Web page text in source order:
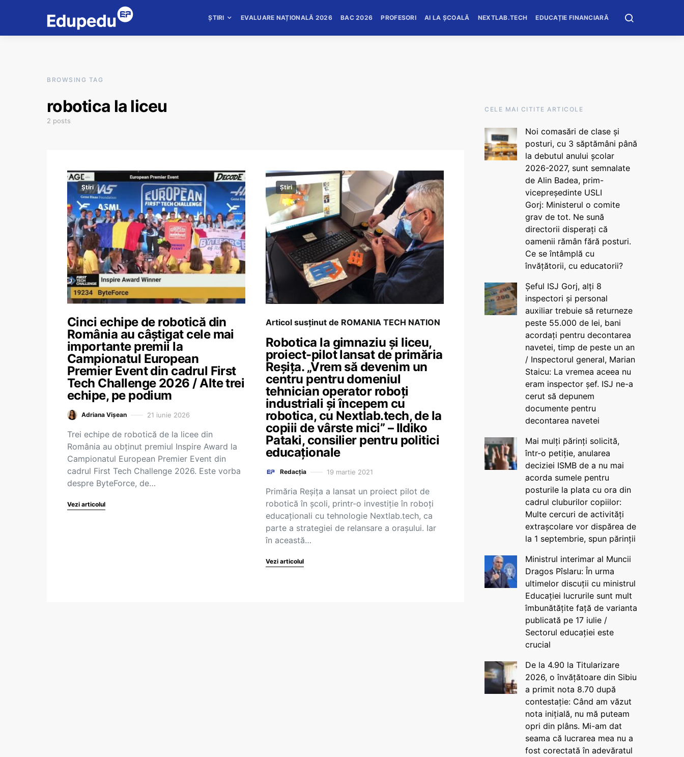
ȘTIRI EVALUARE NAȚIONALĂ 2026 BAC 2026 PROFESORI AI LA ȘCOALĂ NEXTLAB.TECH EDUCAȚIE FINANCIARĂ
BROWSING TAG
robotica la liceu
2 posts
Știri
Cinci echipe de robotică din
România au câștigat cele mai
importante premii la
Campionatul European
Premier Event din cadrul First
Tech Challenge 2026 / Alte trei
echipe, pe podium
Adriana Vișean 21 iunie 2026
Trei echipe de robotică de la licee din
România au obținut premiul Inspire Award la
Campionatul European Premier Event din
cadrul First Tech Challenge 2026. Este vorba
despre ByteForce, de…
Vezi articolul
Știri
Articol susținut de ROMANIA TECH NATION
Robotica la gimnaziu și liceu,
proiect-pilot lansat de primăria
Reșița. „Vrem să devenim un
centru pentru domeniul
tehnician operator roboți
industriali și începem cu
robotica, cu Nextlab.tech, de la
copiii de vârste mici” – Ildiko
Pataki, consilier pentru politici
educaționale
Redacția 19 martie 2021
Primăria Reșița a lansat un proiect pilot de
robotică în școli, printr-o investiție în roboți
educaționali cu tehnologie Nextlab.tech, ca
parte a strategiei de relansare a orașului. Iar
în această…
Vezi articolul
CELE MAI CITITE ARTICOLE
Noi comasări de clase și
posturi, cu 3 săptămâni până
la debutul anului școlar
2026-2027, sunt semnalate
de Alin Badea, prim-
vicepreședinte USLI
Gorj: Ministerul o comite
grav de tot. Ne sună
directorii disperați că
oamenii rămân fără posturi.
Ce se întâmplă cu
învățătorii, cu educatorii?
Șeful ISJ Gorj, alți 8
inspectori și personal
auxiliar trebuie să returneze
peste 55.000 de lei, bani
acordați pentru decontarea
navetei, timp de peste un an
/ Inspectorul general, Marian
Staicu: La vremea aceea nu
eram inspector șef. ISJ ne-a
cerut să depunem
documente pentru
decontarea navetei
Mai mulți părinți solicită,
într-o petiție, anularea
deciziei ISMB de a nu mai
acorda sumele pentru
posturile la plata cu ora din
cadrul cluburilor copiilor:
Multe cercuri de activități
extrașcolare vor dispărea de
la 1 septembrie, spun părinții
Ministrul interimar al Muncii
Dragos Pîslaru: În urma
ultimelor discuții cu ministrul
Educației lucrurile sunt mult
îmbunătățite față de varianta
publicată pe 17 iulie /
Sectorul educației este
crucial
De la 4.90 la Titularizare
2026, o învățătoare din Sibiu
a primit nota 8.70 după
contestație: Când am văzut
nota inițială, nu mă puteam
opri din plâns. Mi-am dat
seama că lucrarea mea nu a
fost corectată în adevăratul